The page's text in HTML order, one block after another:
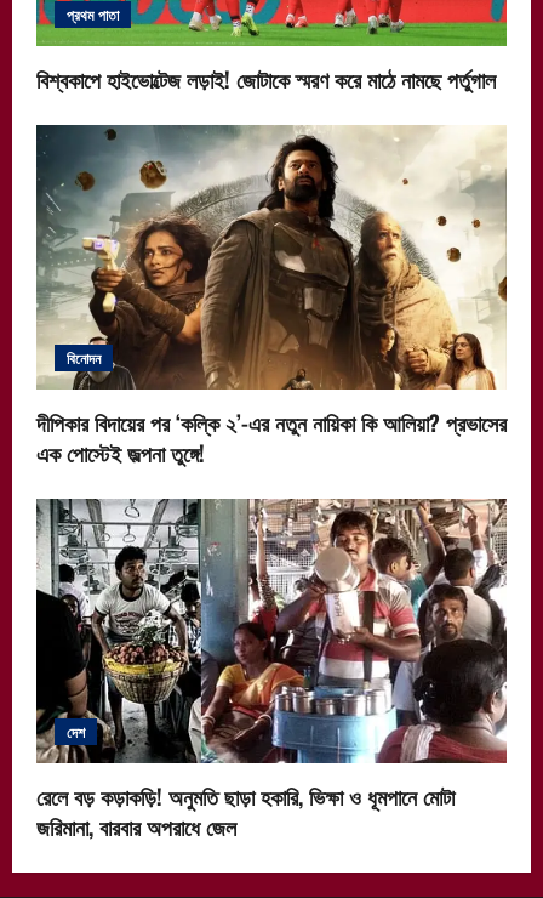
প্রথম পাতা
বিশ্বকাপে হাইভোল্টেজ লড়াই! জোটাকে স্মরণ করে মাঠে নামছে পর্তুগাল
বিনোদন
দীপিকার বিদায়ের পর ‘কল্কি ২’-এর নতুন নায়িকা কি আলিয়া? প্রভাসের
এক পোস্টেই জল্পনা তুঙ্গে!
দেশ
রেলে বড় কড়াকড়ি! অনুমতি ছাড়া হকারি, ভিক্ষা ও ধূমপানে মোটা
জরিমানা, বারবার অপরাধে জেল